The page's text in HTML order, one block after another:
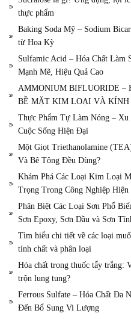
thực phẩm
Baking Soda Mỹ – Sodium
từ Hoa Kỳ
Sulfamic Acid – Hóa Chất Làm
Mạnh Mẽ, Hiệu Quả Cao
AMMONIUM BIFLUORIDE –
BỀ MẶT KIM LOẠI VÀ KÍNH
Thực Phẩm Tự Làm Nóng –
Cuộc Sống Hiện Đại
Một Giọt Triethanolamine
Và Bê Tông Đều Dùng?
Khám Phá Các Loại Kim Loại
Trọng Trong Công Nghiệp
Phân Biệt Các Loại Sơn Phổ
Sơn Epoxy, Sơn Dầu và Sơn
Tìm hiểu chi tiết về các loại
tính chất và phân loại
Hóa chất trong thuốc tẩy trắng:
trộn lung tung?
Ferrous Sulfate – Hóa Chất Đa
Đến Bổ Sung Vi Lượng